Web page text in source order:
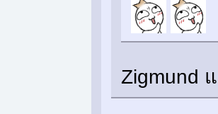
Zigmund